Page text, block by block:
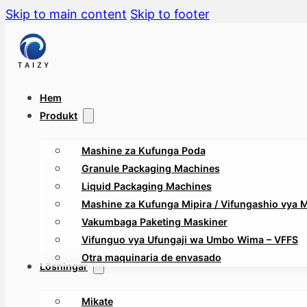
Skip to main content Skip to footer
Hem
Produkt
Mashine za Kufunga Poda
Granule Packaging Machines
Liquid Packaging Machines
Mashine za Kufunga Mipira / Vifungashio vya
Vakumbaga Paketing Maskiner
Vifunguo vya Ufungaji wa Umbo Wima – VFFS
Otra maquinaria de envasado
Lösningar
Mikate